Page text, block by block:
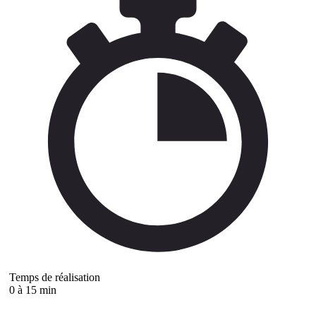
Temps de réalisation
0 à 15 min